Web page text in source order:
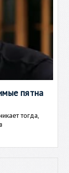
пятна
тогда,